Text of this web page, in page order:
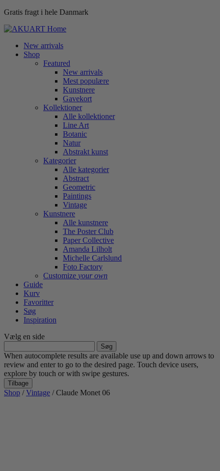
Gratis fragt i hele Danmark
New arrivals
Shop
Featured
New arrivals
Mest populære
Kunstnere
Gavekort
Kollektioner
Alle kollektioner
Line Art
Botanic
Natur
Abstrakt kunst
Kategorier
Alle kategorier
Abstract
Geometric
Paintings
Vintage
Kunstnere
Alle kunstnere
The Poster Club
Paper Collective
Amanda Lilholt
Michelle Carlslund
Foto Factory
Customize your own
Guide
Kurv
Favoritter
Søg
Inspiration
Vælg en side
efter:
When autocomplete results are available use up and down arrows to
review and enter to go to the desired page. Touch device users,
explore by touch or with swipe gestures.
Tilbage
Shop /Vintage / Claude Monet 06